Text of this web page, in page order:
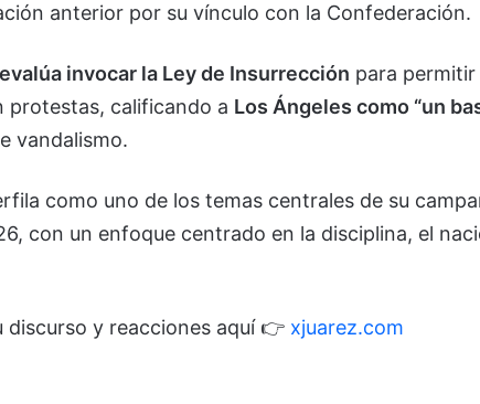
anterior por su vínculo con la Confederación.
evalúa invocar la Ley de Insurrección para permitir
protestas, calificando a Los Ángeles como “un
vandalismo.
como uno de los temas centrales de su
con un enfoque centrado en la disciplina, el
discurso y reacciones aquí 👉 xjuarez.com